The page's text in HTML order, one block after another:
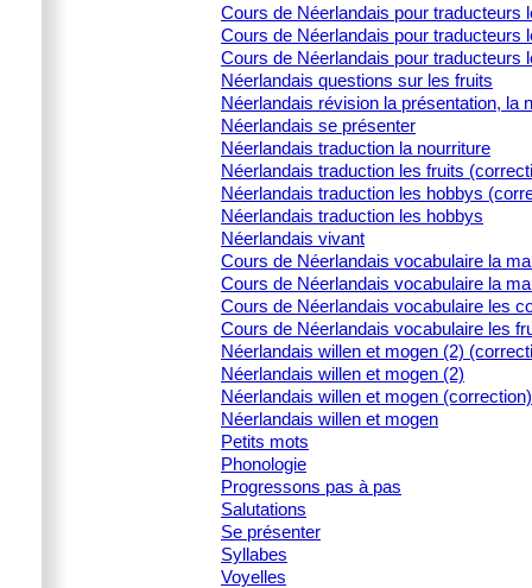
Cours de Néerlandais pour traducteurs
Cours de Néerlandais pour traducteurs
Cours de Néerlandais pour traducteurs
Néerlandais questions sur les fruits
Néerlandais révision la présentation, la
Néerlandais se présenter
Néerlandais traduction la nourriture
Néerlandais traduction les fruits
Néerlandais traduction les hobbys
Néerlandais traduction les hobbys
Néerlandais vivant
Cours de Néerlandais vocabulaire la
Cours de Néerlandais vocabulaire la
Cours de Néerlandais vocabulaire les
Cours de Néerlandais vocabulaire les
Néerlandais willen et mogen (2)
Néerlandais willen et mogen (2)
Néerlandais willen et mogen (correction)
Néerlandais willen et mogen
Petits mots
Phonologie
Progressons pas à pas
Salutations
Se présenter
Syllabes
Voyelles